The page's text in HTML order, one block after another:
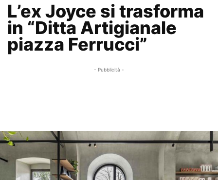
L’ex Joyce si trasforma
in “Ditta Artigianale
piazza Ferrucci”
- Pubblicità -